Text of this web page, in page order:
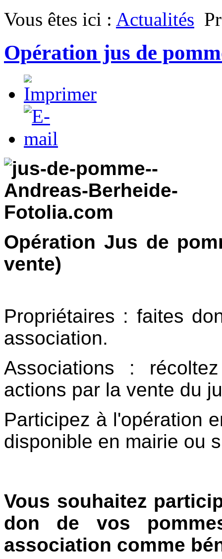
Vous êtes ici : Actualités
Opération jus de
Opération Jus de
vente)
Propriétaires : faites
association.
Associations :
actions par la vente du
Participez à l'opération
disponible en mairie ou
Vous souhaitez
don de vos
association comme